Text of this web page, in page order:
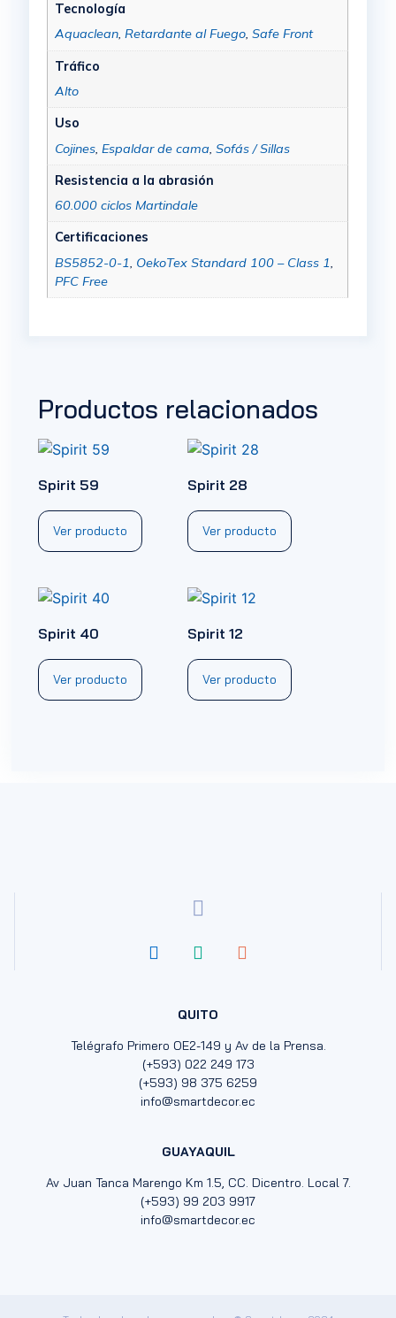
Tecnología
Aquaclean, Retardante al Fuego, Safe Front
Tráfico
Alto
Uso
Cojines, Espaldar de cama Sofás / Sillas
Resistencia a la abrasión
60.000 ciclos Martindale
Certificaciones
BS5852-0-1, OekoTex Standard 100 – Class 1,
PFC Free
Productos relacionados
Spirit 59
Ver producto
Spirit 28
Ver producto
Spirit 40
Ver producto
Spirit 12
Ver producto
QUITO
Telégrafo Primero OE2-149 y Av de la Prensa.
(+593) 022 249 173
(+593) 98 375 6259
info@smartdecor.ec
GUAYAQUIL
Av Juan Tanca Marengo Km 1.5, CC. Dicentro. Local 7.
(+593) 99 203 9917
info@smartdecor.ec